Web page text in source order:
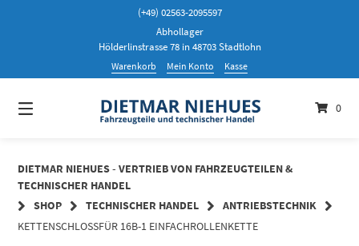
(+49) 02563-2095597
Abhollager
Hölderlinstrasse 78 in 48703 Stadtlohn
Warenkorb Mein Konto Kasse
0
DIETMAR NIEHUES - VERTRIEB VON FAHRZEUGTEILEN &
TECHNISCHER HANDEL
SHOP
TECHNISCHER HANDEL
ANTRIEBSTECHNIK
KETTENSCHLOSSFÜR 16B-1 EINFACHROLLENKETTE